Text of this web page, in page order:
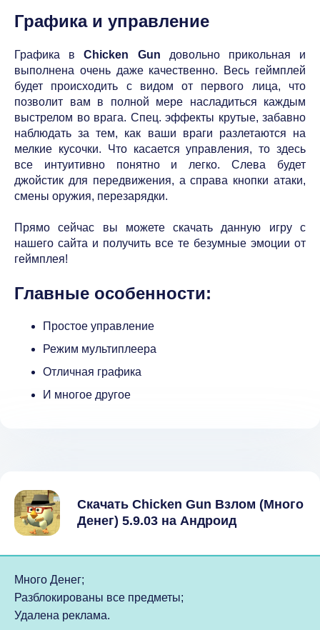
Графика и управление
Графика вChicken Gun довольно прикольная и
выполнена очень даже качественно. Весь геймплей
будет происходить с видом от первого лица, что
позволит вам в полной мере насладиться каждым
выстрелом во врага. Спец. эффекты крутые, забавно
наблюдать за тем, как ваши враги разлетаются на
мелкие кусочки. Что касается управления, то здесь
все интуитивно понятно и легко. Слева будет
джойстик для передвижения, а справа кнопки атаки,
смены оружия, перезарядки.
Прямо сейчас вы можете скачать данную игру с
нашего сайта и получить все те безумные эмоции от
геймплея!
Главные особенности:
Простое управление
Режим мультиплеера
Отличная графика
И многое другое
Скачать Chicken Gun Взлом (Много
Денег) 5.9.03 на Андроид
Много Денег;
Разблокированы все предметы;
Удалена реклама.